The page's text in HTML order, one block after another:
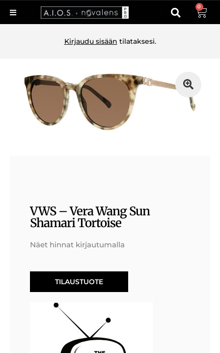
0
Kirjaudu sisään tilataksesi.
VWS – Vera Wang Sun
Shamari Tortoise
Näet hinnat kirjautumalla
TILAUSTUOTE